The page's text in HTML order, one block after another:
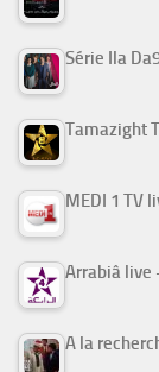
Tamazight
MEDI 1 TV
Arrabiâ live